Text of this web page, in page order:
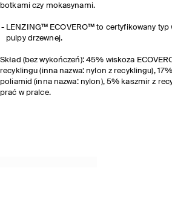
botkami czy mokasynami.
LENZING™ ECOVERO™ to certyfikowany typ
pulpy drzewnej.
Skład (bez wykończeń): 45% wiskoza
recyklingu (inna nazwa: nylon z recyklingu),
poliamid (inna nazwa: nylon), 5% kaszmir z
prać w pralce.